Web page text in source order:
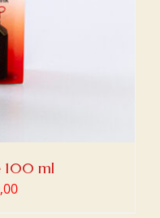
100 ml
Le